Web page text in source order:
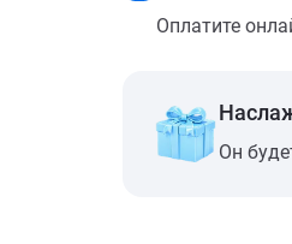
Оплатите
Он